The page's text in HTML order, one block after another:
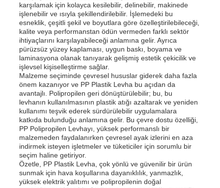
Bize ulaşın
Haberler
Tüm servis talepleri
Teklif isteği
pp plastik karton
PP Reklam Kurulu
karşılamak için kolayca kesilebilir, delinebilir, makinede
işlenebilir ve ısıyla şekillendirilebilir. İşlemedeki bu
esneklik, çeşitli şekil ve boyutlara göre özelleştirilebileceği,
kalite veya performanstan ödün vermeden farklı sektör
ihtiyaçlarını karşılayabileceği anlamına gelir. Ayrıca
pürüzsüz yüzey kaplaması, uygun baskı, boyama ve
laminasyona olanak tanıyarak gelişmiş estetik çekicilik ve
işlevsel kişiselleştirme sağlar.
Malzeme seçiminde çevresel hususlar giderek daha fazla
önem kazanıyor ve PP Plastik Levha bu açıdan da
avantajlı. Polipropilen geri dönüştürülebilir; bu, bu
levhanın kullanılmasının plastik atığı azaltarak ve yeniden
kullanımı teşvik ederek sürdürülebilir uygulamalara
katkıda bulunduğu anlamına gelir. Bu çevre dostu özelliği,
PP Polipropilen Levhayı, yüksek performanslı bir
malzemeden faydalanırken çevresel ayak izlerini en aza
indirmek isteyen işletmeler ve tüketiciler için sorumlu bir
seçim haline getiriyor.
Özetle, PP Plastik Levha, çok yönlü ve güvenilir bir ürün
sunmak için hava koşullarına dayanıklılık, yanmazlık,
yüksek elektrik yalıtımı ve polipropilenin doğal